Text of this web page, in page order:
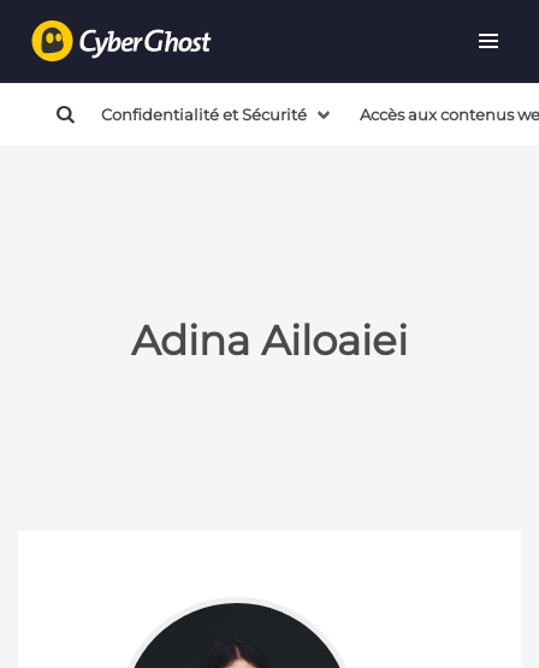
Warning: call_user_func_array() expects parameter 1 to
/mnt/efs/privacyhub/wp-includes/class-wp-hook.php
324
Confidentialité et Sécurité Accès aux contenus
Adina Ailoaiei